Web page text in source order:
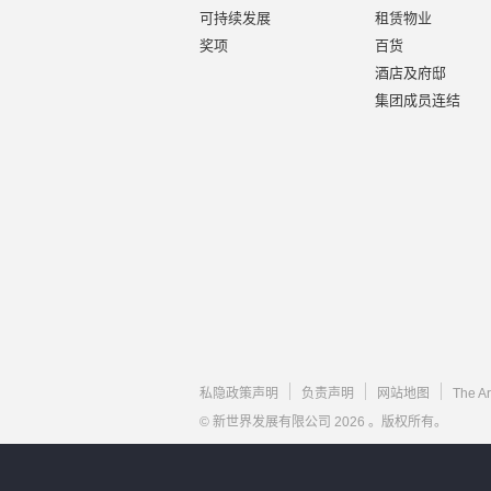
可持续发展
奖项
租赁物业
百货
酒店及府邸
集团成员连结
私隐政策声明 负责声明 网站地图
The
© 新世界发展有限公司 2026 。版权所有。